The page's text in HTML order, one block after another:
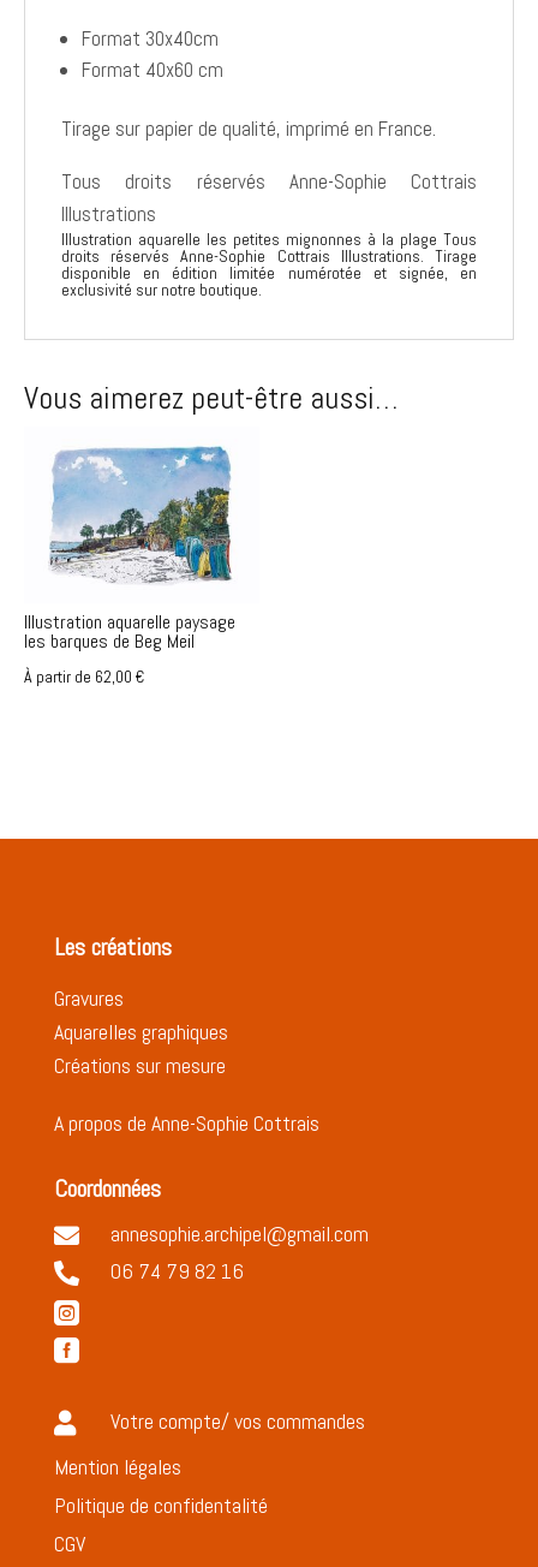
Format 30x40cm
Format 40x60 cm
Tirage sur papier de qualité, imprimé en France.
Tous droits réservés Anne-Sophie Cottrais
Illustrations
Illustration aquarelle les petites mignonnes à la plage Tous
droits réservés Anne-Sophie Cottrais Illustrations. Tirage
disponible en édition limitée numérotée et signée, en
exclusivité sur notre boutique.
Vous aimerez peut-être aussi…
Illustration aquarelle paysage
les barques de Beg Meil
À partir de 62,00 €
Les créations
Gravures
Aquarelles graphiques
Créations sur mesure
A propos de Anne-Sophie Cottrais
Coordonnées
 annesophie.archipel@gmail.com
 06 74 79 82 16



Votre compte/ vos commandes
Mention légales
Politique de confidentalité
CGV